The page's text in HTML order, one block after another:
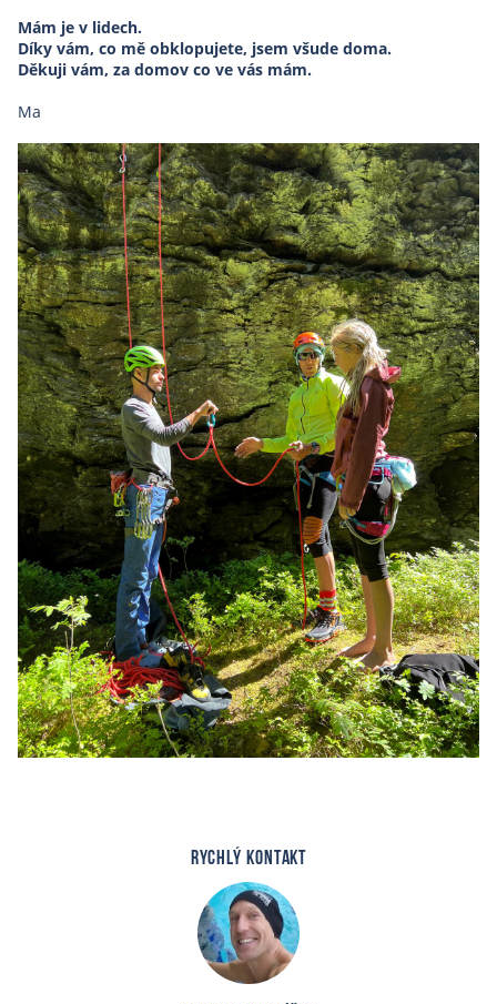
Mám je v lidech.
Díky vám, co mě obklopujete, jsem všude doma.
Děkuji vám, za domov co ve vás mám.
Ma
RYCHLÝ KONTAKT